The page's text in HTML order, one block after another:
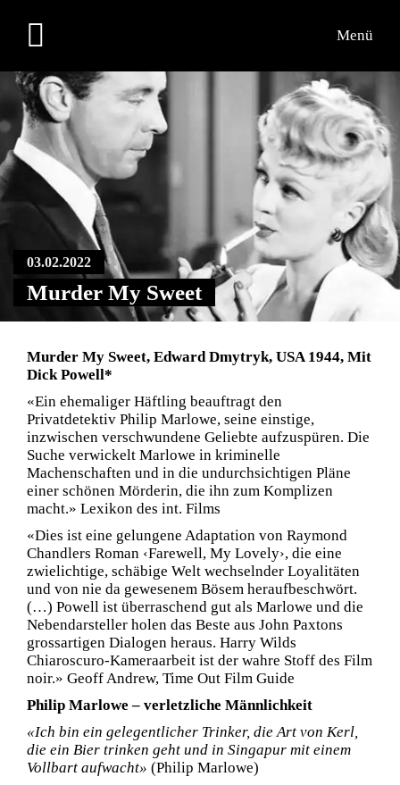
Übersicht
Medien
Kontakt
Menü
03.02.2022
Murder My Sweet
Murder My Sweet, Edward Dmytryk, USA 1944, Mit
Dick Powell*
«Ein ehemaliger Häftling beauftragt den
Privatdetektiv Philip Marlowe, seine einstige,
inzwischen verschwundene Geliebte aufzuspüren. Die
Suche verwickelt Marlowe in kriminelle
Machenschaften und in die undurchsichtigen Pläne
einer schönen Mörderin, die ihn zum Komplizen
macht.» Lexikon des int. Films
«Dies ist eine gelungene Adaptation von Raymond
Chandlers Roman ‹Farewell, My Lovely›, die eine
zwielichtige, schäbige Welt wechselnder Loyalitäten
und von nie da gewesenem Bösem heraufbeschwört.
(…) Powell ist überraschend gut als Marlowe und die
Nebendarsteller holen das Beste aus John Paxtons
grossartigen Dialogen heraus. Harry Wilds
Chiaroscuro-Kameraarbeit ist der wahre Stoff des Film
noir.» Geoff Andrew, Time Out Film Guide
Philip Marlowe – verletzliche Männlichkeit
«Ich bin ein gelegentlicher Trinker, die Art von Kerl,
die ein Bier trinken geht und in Singapur mit einem
Vollbart aufwacht» (Philip Marlowe)